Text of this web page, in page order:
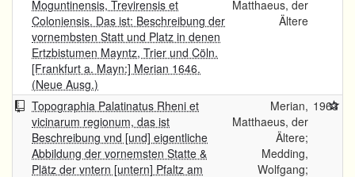
Moguntinensis, Trevirensis et
Coloniensis. Das ist: Beschreibung der
vornembsten Statt und Platz in denen
Ertzbistumen Mayntz, Trier und Cöln.
[Frankfurt a. Mayn:] Merian 1646.
(Neue Ausg.)
Matthaeus, der
Ältere
Topographia Palatinatus Rheni et
vicinarum regionum, das ist
Beschreibung vnd [und] eigentliche
Abbildung der vornemsten Statte &
Plätz der vntern [untern] Pfaltz am
Merian,
Matthaeus, der
Ältere;
Medding,
Wolfgang;
1963